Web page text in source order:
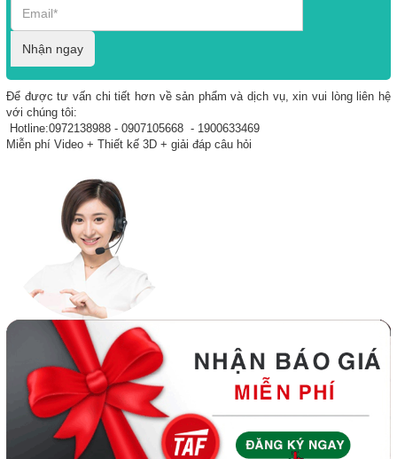
Nhận ngay
Để được tư vấn chi tiết hơn về sản phẩm và dịch vụ, xin vui lòng liên hệ
với chúng tôi:
Hotline:0972138988 - 0907105668 - 1900633469
Miễn phí Video + Thiết kế 3D + giải đáp câu hỏi